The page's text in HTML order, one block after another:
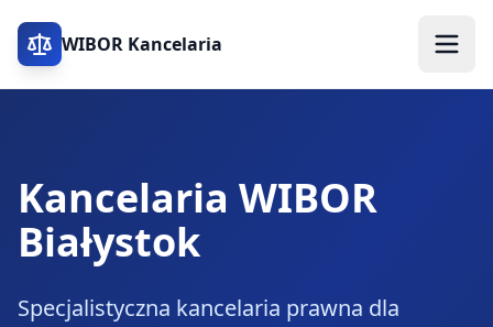
WIBOR Kancelaria
Kancelaria WIBOR
Białystok
Specjalistyczna kancelaria prawna dla